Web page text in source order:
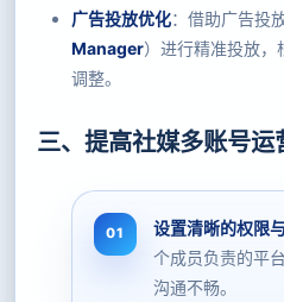
广告投放优化：借助广告投
Manager）进行精准投放，
调整。
三、提高社媒多账号运
设置清晰的权限
个成员负责的平
沟通不畅。